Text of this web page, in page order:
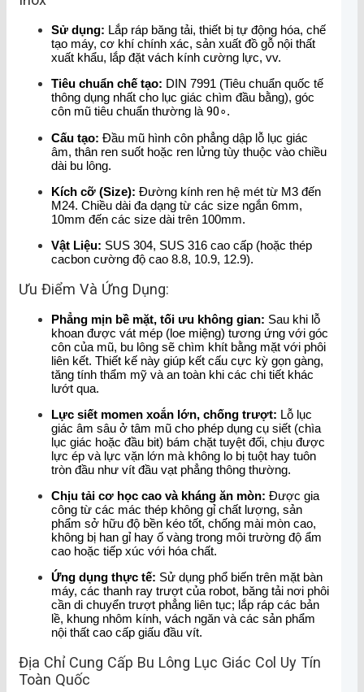
Sử dụng: Lắp ráp băng tải, thiết bị tự động hóa, chế
tạo máy, cơ khí chính xác, sản xuất đồ gỗ nội thất
xuất khẩu, lắp đặt vách kính cường lực, vv.
Tiêu chuẩn chế tạo: DIN 7991 (Tiêu chuẩn quốc tế
thông dụng nhất cho lục giác chìm đầu bằng), góc
côn mũ tiêu chuẩn thường là 90∘.
Cấu tạo: Đầu mũ hình côn phẳng dập lỗ lục giác
âm, thân ren suốt hoặc ren lửng tùy thuộc vào chiều
dài bu lông.
Kích cỡ (Size): Đường kính ren hệ mét từ M3 đến
M24. Chiều dài đa dạng từ các size ngắn 6mm,
10mm đến các size dài trên 100mm.
Vật Liệu: SUS 304, SUS 316 cao cấp (hoặc thép
cacbon cường độ cao 8.8, 10.9, 12.9).
Ưu Điểm Và Ứng Dụng:
Phẳng mịn bề mặt, tối ưu không gian: Sau khi lỗ
khoan được vát mép (loe miệng) tương ứng với góc
côn của mũ, bu lông sẽ chìm khít bằng mặt với phôi
liên kết. Thiết kế này giúp kết cấu cực kỳ gọn gàng,
tăng tính thẩm mỹ và an toàn khi các chi tiết khác
lướt qua.
Lực siết momen xoắn lớn, chống trượt: Lỗ lục
giác âm sâu ở tâm mũ cho phép dụng cụ siết (chìa
lục giác hoặc đầu bit) bám chặt tuyệt đối, chịu được
lực ép và lực vặn lớn mà không lo bị tuột hay tuôn
tròn đầu như vít đầu vạt phẳng thông thường.
Chịu tải cơ học cao và kháng ăn mòn: Được gia
công từ các mác thép không gỉ chất lượng, sản
phẩm sở hữu độ bền kéo tốt, chống mài mòn cao,
không bị han gỉ hay ố vàng trong môi trường độ ẩm
cao hoặc tiếp xúc với hóa chất.
Ứng dụng thực tế: Sử dụng phổ biến trên mặt bàn
máy, các thanh ray trượt của robot, băng tải nơi phôi
cần di chuyển trượt phẳng liên tục; lắp ráp các bản
lề, khung nhôm kính, vách ngăn và các sản phẩm
nội thất cao cấp giấu đầu vít.
Địa Chỉ Cung Cấp Bu Lông Lục Giác Col Uy Tín
Toàn Quốc